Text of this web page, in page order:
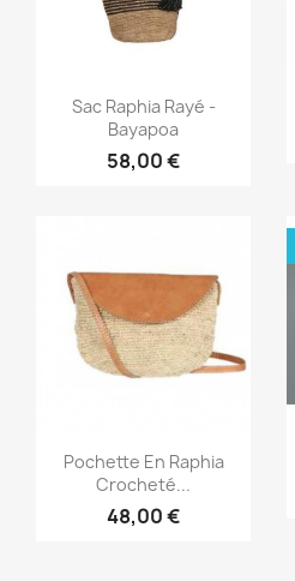
Aperçu rapide
Sac Raphia Rayé -
Bayapoa
58,00 €
Aperçu rapide
Pochette En Raphia
Crocheté...
48,00 €